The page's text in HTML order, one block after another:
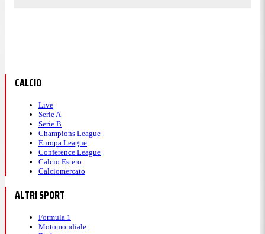
CALCIO
Live
Serie A
Serie B
Champions League
Europa League
Conference League
Calcio Estero
Calciomercato
ALTRI SPORT
Formula 1
Motomondiale